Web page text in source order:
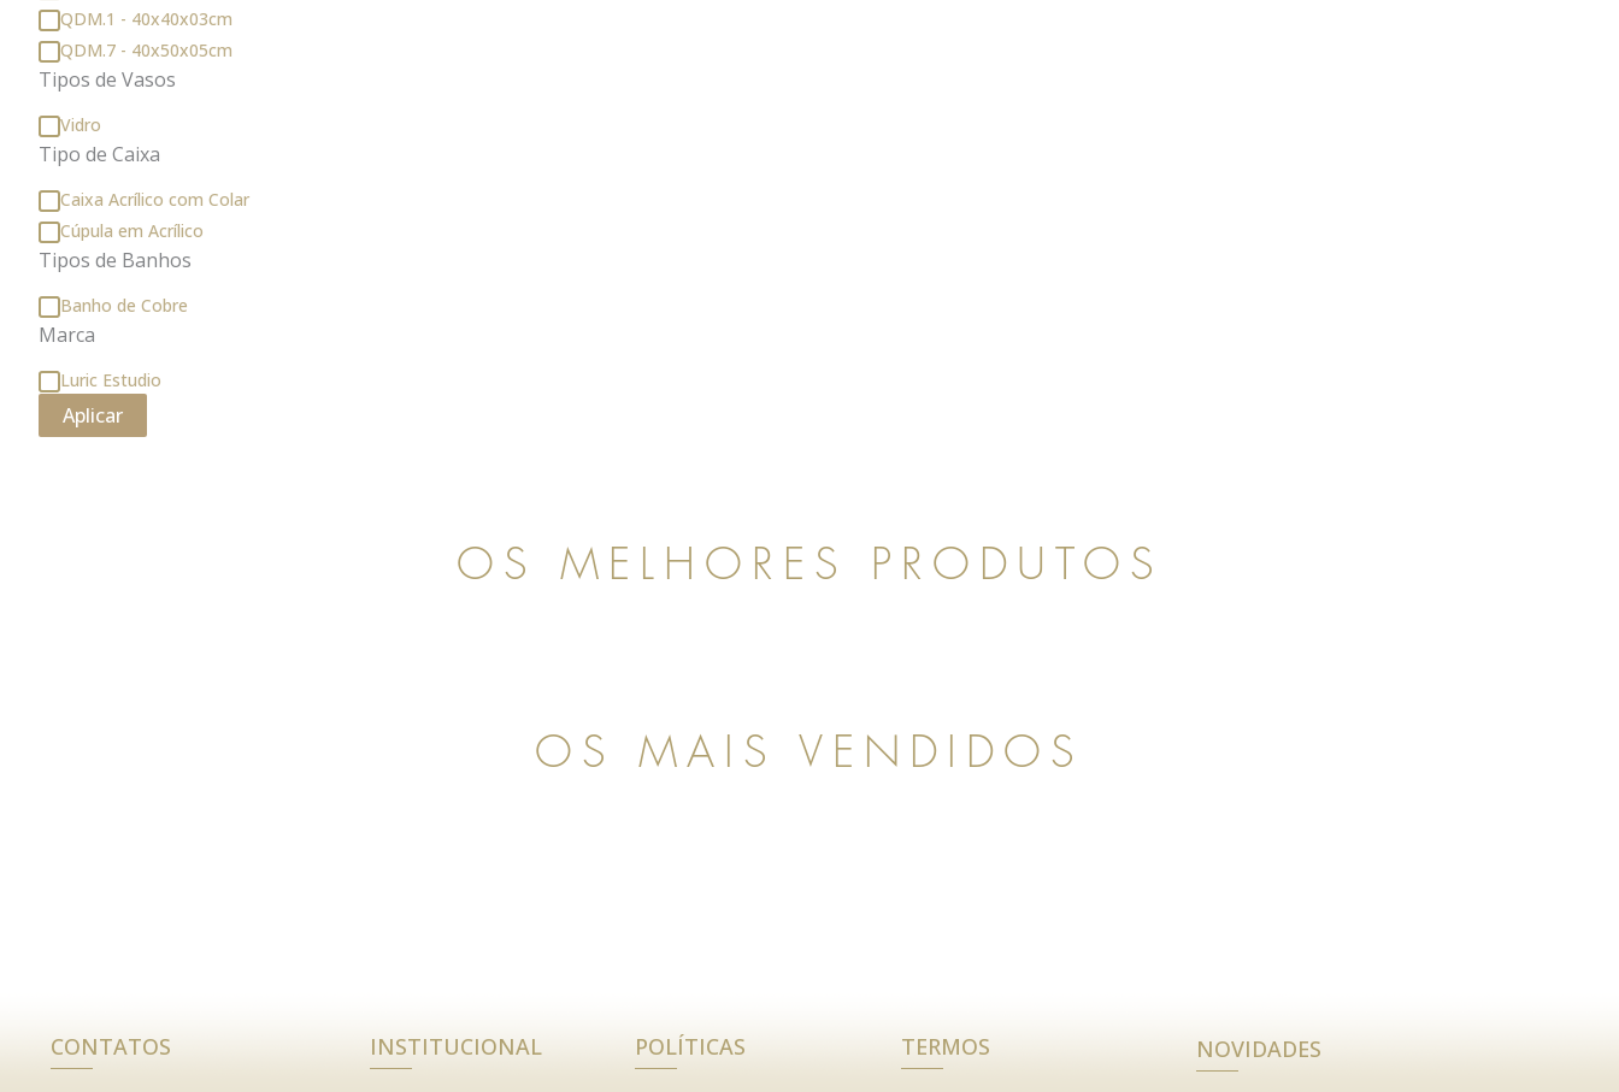
QDM.1 - 40x40x03cm
QDM.7 - 40x50x05cm
Tipos de Vasos
Vidro
Tipo de Caixa
Caixa Acrílico com Colar
Cúpula em Acrílico
Tipos de Banhos
Banho de Cobre
Marca
Luric Estudio
Aplicar
OS MELHORES PRODUTOS
OS MAIS VENDIDOS
CONTATOS INSTITUCIONAL POLÍTICAS TERMOS NOVIDADES